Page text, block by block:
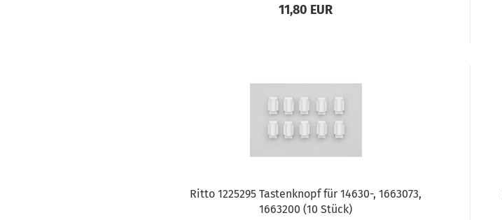
11,80 EUR
Ritto 1225295 Tastenknopf für 14630-, 1663073,
1663200 (10 Stück)